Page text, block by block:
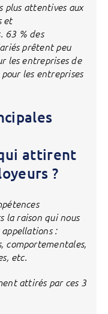
plus attentives aux
et
63 % des
prêtent peu
les entreprises de
les entreprises
attirent
?
la raison qui nous
:
comportementales,
etc.
attirés par ces 3